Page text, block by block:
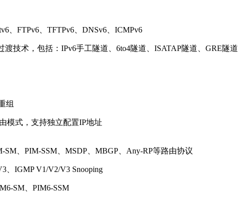
、FTPv6、TFTPv6、DNSv6、ICMPv6
渡技术，包括：IPv6手工隧道、6to4隧道、ISATAP隧道、GRE隧道
组
模式，支持独立配置IP地址
SM、PIM-SSM、MSDP、MBGP、Any-RP等路由协议
、IGMP V1/V2/V3 Snooping
SM、PIM6-SSM